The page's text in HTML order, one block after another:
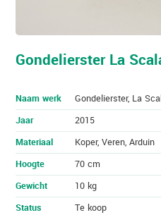
Gondelierster La
Naam werk
Gondelierster, La
Jaar
2015
Materiaal
Koper, Veren, Arduin
Hoogte
70 cm
Gewicht
10 kg
Status
Te koop